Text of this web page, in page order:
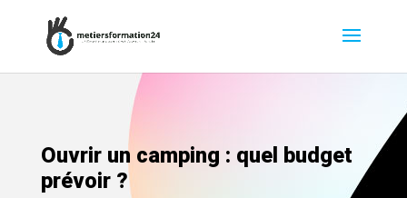
Ouvrir un camping : quel budget
prévoir ?